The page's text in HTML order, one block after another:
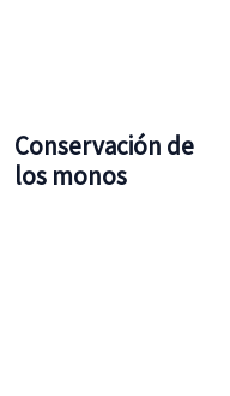
Conservación de
los monos